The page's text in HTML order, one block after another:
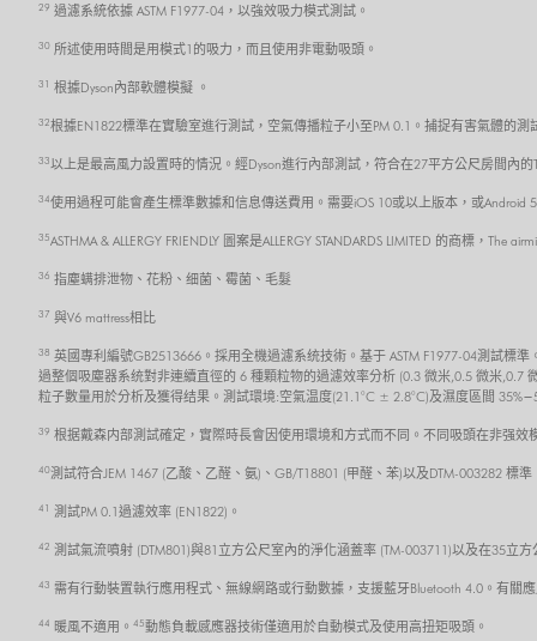
29 過濾系統依據 ASTM F1977-04，以強效吸力模式測試。
30 所述使用時間是用模式1的吸力，而且使用非電動吸頭。
31 根據Dyson內部軟體模擬 。
32根據EN1822標準在實驗室進行測試，空氣傳播粒子小至PM 0.1。捕捉有害氣體的
33以上是最高風力設置時的情況。經Dyson進行內部測試，符合在27平方公尺房間內
34使用過程可能會產生標準數據和信息傳送費用。需要iOS 10或以上版本，或
35ASTHMA & ALLERGY FRIENDLY 圖案是ALLERGY STANDARDS LIMITED 的商標，The
36 指塵螨排泄物、花粉、细菌、霉菌、毛髮
37 與V6 mattress相比
38 英國專利編號GB2513666。採用全機過濾系统技術。基于 ASTM F1977-04測試
過整個吸塵器系统對非連續直徑的 6 種顆粒物的過濾效率分析 (0.3 微米,0.5 微米
粒子數量用於分析及獲得结果。測試環境:空氣温度(21.1°C ± 2.8°C)及濕度區間
39 根据戴森内部測試確定，實際時長會因使用環境和方式而不同。不同吸頭在非强
40測試符合JEM 1467 (乙酸、乙醛、氨)、GB/T18801 (甲醛、苯)以及DTM-003282 標
41 測試PM 0.1過濾效率 (EN1822)。
42 測試氣流噴射 (DTM801)與81立方公尺室內的淨化涵蓋率 (TM-003711)以及在35立
43 需有行動裝置執行應用程式、無線網路或行動數據，支援藍牙Bluetooth 4.0。有關
44 暖風不適用。 45動態負載感應器技術僅適用於自動模式及使用高扭矩吸頭。